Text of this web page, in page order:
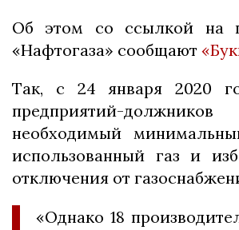
Об этом со ссылкой на
«Нафтогаза» сообщают
Так, с 24 января 2020
предприятий-
необходимый
использованный газ и
отключения от
«Однако 18